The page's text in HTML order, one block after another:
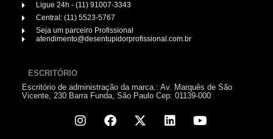
Ligue 24h - (11) 91007-3343
Central: (11) 5523-5767
Seja um parceiro Profissional
atendimento@desentupidorprofissional.com.br
ESCRITÓRIO
Escritório de administração da marca.: Av. Marquês de São
Vicente, 230 Barra Funda, São Paulo Cep: 01139-000